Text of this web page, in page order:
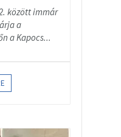
között immár
a
a Kapocs...